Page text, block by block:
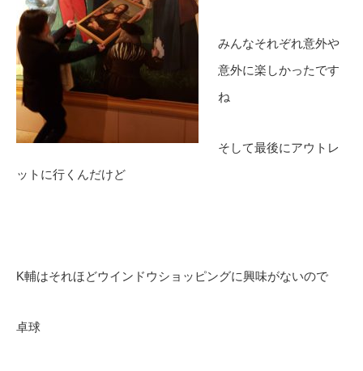
みんなそれぞれ意外や
意外に楽しかったです
ね
そして最後にアウトレ
ットに行くんだけど
K輔はそれほどウインドウショッピングに興味がないので
卓球